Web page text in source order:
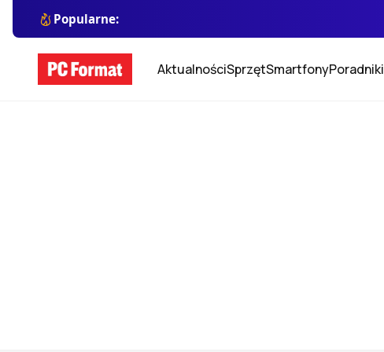
Popularne:
AktualnościSprzętSmartfonyPoradniki